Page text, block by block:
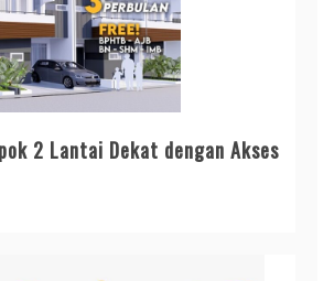
2 Lantai Dekat dengan Akses